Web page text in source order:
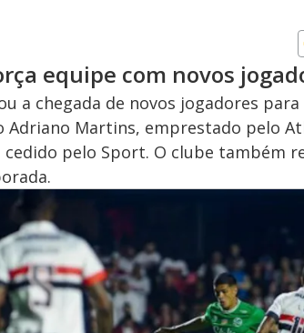
equipe com novos
a chegada de novos jogadores
Adriano Martins, emprestado pelo
pelo Sport. O clube também